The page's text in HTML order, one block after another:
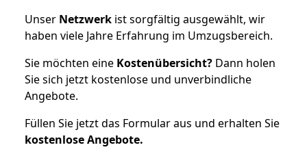
Unser Netzwerk ist sorgfältig ausgewählt, wir
haben viele Jahre Erfahrung im Umzugsbereich.
Sie möchten eine Kostenübersicht? Dann holen
Sie sich jetzt kostenlose und unverbindliche
Angebote.
Füllen Sie jetzt das Formular aus und erhalten Sie
kostenloseAngebote.